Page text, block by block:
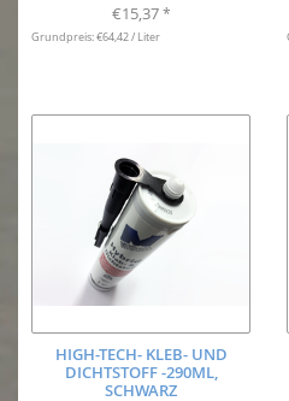
€15,37 *
Grundpreis: €64,42 / Liter
HIGH-TECH- KLEB- UND
DICHTSTOFF -290ML,
SCHWARZ